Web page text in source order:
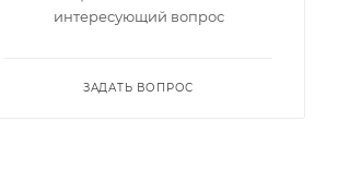
интересующий вопрос
ЗАДАТЬ ВОПРОС